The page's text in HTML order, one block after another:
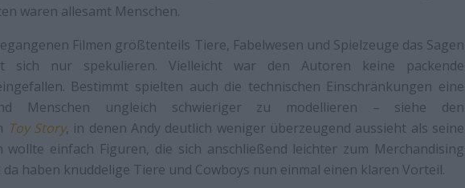
waren allesamt Menschen.
Filmen größtenteils Tiere, Fabelwesen und Spielzeuge das Sagen
sich nur spekulieren. Vielleicht war den Autoren keine packende
Bestimmt spielten auch die technischen Einschränkungen eine
Menschen ungleich schwieriger zu modellieren – siehe den
Toy Story, in denen Andy deutlich weniger überzeugend aussieht als seine
wollte einfach Figuren, die sich anschließend leichter zum Merchandising
da haben knuddelige Tiere und Cowboys nun einmal einen klaren Vorteil.